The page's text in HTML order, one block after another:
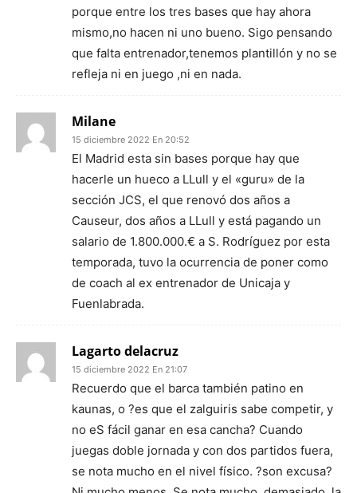
porque entre los tres bases que hay ahora
mismo,no hacen ni uno bueno. Sigo pensando
que falta entrenador,tenemos plantillón y no se
refleja ni en juego ,ni en nada.
Milane
15 diciembre 2022 En 20:52
El Madrid esta sin bases porque hay que
hacerle un hueco a LLull y el «guru» de la
sección JCS, el que renovó dos años a
Causeur, dos años a LLull y está pagando un
salario de 1.800.000.€ a S. Rodríguez por esta
temporada, tuvo la ocurrencia de poner como
de coach al ex entrenador de Unicaja y
Fuenlabrada.
Lagarto delacruz
15 diciembre 2022 En 21:07
Recuerdo que el barca también patino en
kaunas, o ?es que el zalguiris sabe competir, y
no eS fácil ganar en esa cancha? Cuando
juegas doble jornada y con dos partidos fuera,
se nota mucho en el nivel físico. ?son excusa?